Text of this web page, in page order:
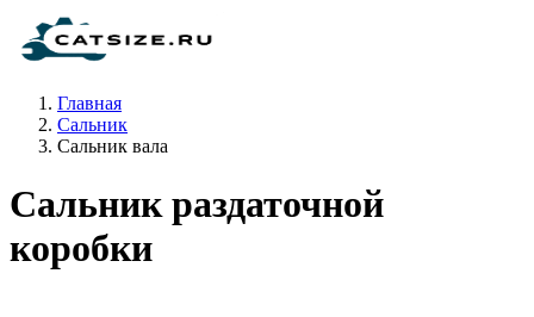
Главная
Сальник
Сальник вала
Сальник раздаточной
коробки